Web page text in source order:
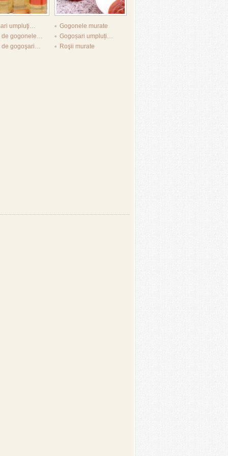
umpluţi…
Gogonele murate
de gogonele…
Gogoșari umpluți…
de gogoşari…
Roşii murate